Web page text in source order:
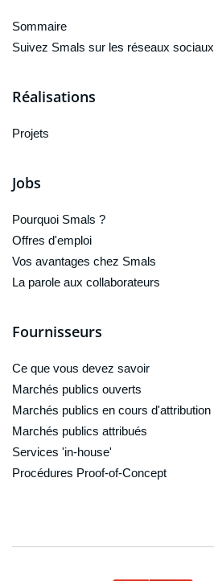
Sommaire
Suivez Smals sur les réseaux sociaux
Réalisations
Projets
Jobs
Pourquoi Smals ?
Offres d'emploi
Vos avantages chez Smals
La parole aux collaborateurs
Fournisseurs
Ce que vous devez savoir
Marchés publics ouverts
Marchés publics en cours d'attribution
Marchés publics attribués
Services 'in-house'
Procédures Proof-of-Concept